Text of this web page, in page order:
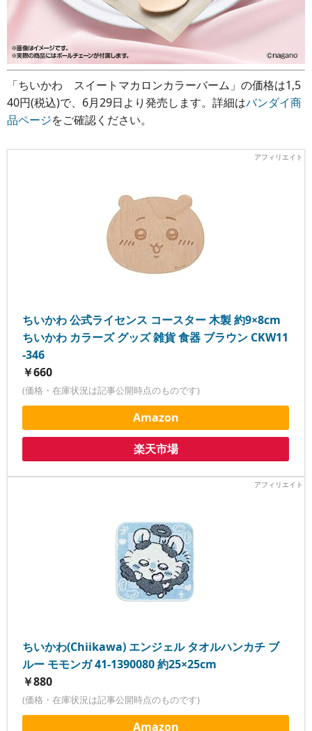
「ちいかわ スイートマカロンカラーバーム」の価格は1,5
40円(税込)で、6月29日より発売します。詳細はバンダイ商
品ページをご確認ください。
ちいかわ 公式ライセンス コースター 木製 約9×8cm
ちいかわ カラーズ グッズ 雑貨 食器 ブラウン CKW11
-346
￥660
(価格・在庫状況は記事公開時点のものです)
Amazon
楽天市場
ちいかわ(Chiikawa) エンジェル タオルハンカチ ブ
ルー モモンガ 41-1390080 約25×25cm
￥880
(価格・在庫状況は記事公開時点のものです)
Amazon